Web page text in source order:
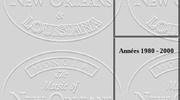
Années 1980 - 2000